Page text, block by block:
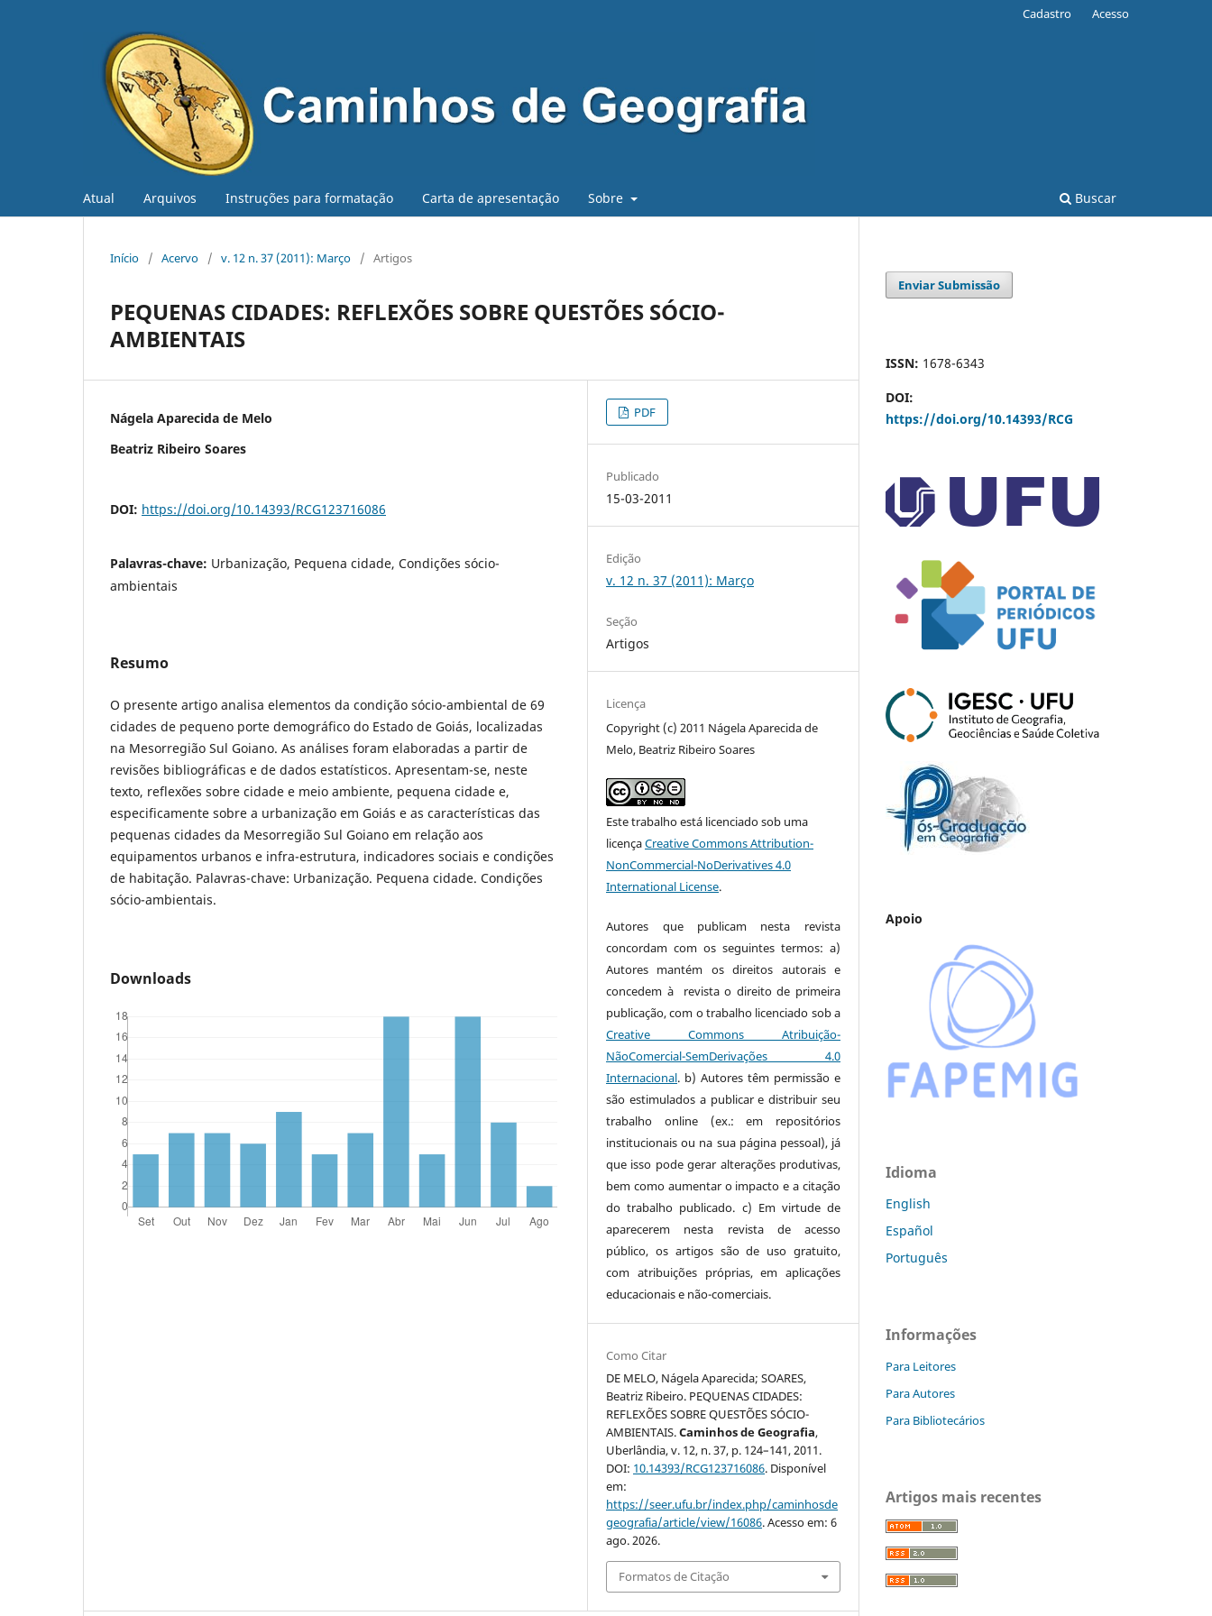
Atual Arquivos Instruções para formatação Carta de apresentação Sobre Buscar
Cadastro Acesso
Início / Acervo / v. 12 n. 37 (2011): Março / Artigos
PEQUENAS CIDADES: REFLEXÕES SOBRE QUESTÕES SÓCIO-
AMBIENTAIS
Nágela Aparecida de Melo
Beatriz Ribeiro Soares
DOI: https://doi.org/10.14393/RCG123716086
Palavras-chave: Urbanização, Pequena cidade, Condições sócio-
ambientais
Resumo
O presente artigo analisa elementos da condição sócio-ambiental de 69
cidades de pequeno porte demográfico do Estado de Goiás, localizadas
na Mesorregião Sul Goiano. As análises foram elaboradas a partir de
revisões bibliográficas e de dados estatísticos. Apresentam-se, neste
texto, reflexões sobre cidade e meio ambiente, pequena cidade e,
especificamente sobre a urbanização em Goiás e as características das
pequenas cidades da Mesorregião Sul Goiano em relação aos
equipamentos urbanos e infra-estrutura, indicadores sociais e condições
de habitação. Palavras-chave: Urbanização. Pequena cidade. Condições
sócio-ambientais.
Downloads
PDF
Publicado
15-03-2011
Edição
v. 12 n. 37 (2011): Março
Seção
Artigos
Licença
Copyright (c) 2011 Nágela Aparecida de
Melo, Beatriz Ribeiro Soares
Este trabalho está licenciado sob uma
licençaCreative Commons Attribution-
NonCommercial-NoDerivatives 4.0
International License.
Autores que publicam nesta revista
concordam com os seguintes termos: a)
Autores mantém os direitos autorais e
concedem à revista o direito de primeira
publicação, com o trabalho licenciado sob a
Creative Commons Atribuição-
NãoComercial-SemDerivações 4.0
Internacional. b) Autores têm permissão e
são estimulados a publicar e distribuir seu
trabalho online (ex.: em repositórios
institucionais ou na sua página pessoal), já
que isso pode gerar alterações produtivas,
bem como aumentar o impacto e a citação
do trabalho publicado. c) Em virtude de
aparecerem nesta revista de acesso
público, os artigos são de uso gratuito,
com atribuições próprias, em aplicações
educacionais e não-comerciais.
Como Citar
DE MELO, Nágela Aparecida; SOARES,
Beatriz Ribeiro. PEQUENAS CIDADES:
REFLEXÕES SOBRE QUESTÕES SÓCIO-
AMBIENTAIS.Caminhos de Geografia,
Uberlândia, v. 12, n. 37, p. 124–141, 2011.
DOI: 10.14393/RCG123716086. Disponível
em:
https://seer.ufu.br/index.php/caminhosde
geografia/article/view/16086. Acesso em: 6
ago. 2026.
Formatos de Citação
Enviar Submissão
ISSN: 1678-6343
DOI:
https://doi.org/10.14393/RCG
Apoio
Idioma
English
Español
Português
Informações
Para Leitores
Para Autores
Para Bibliotecários
Artigos mais recentes